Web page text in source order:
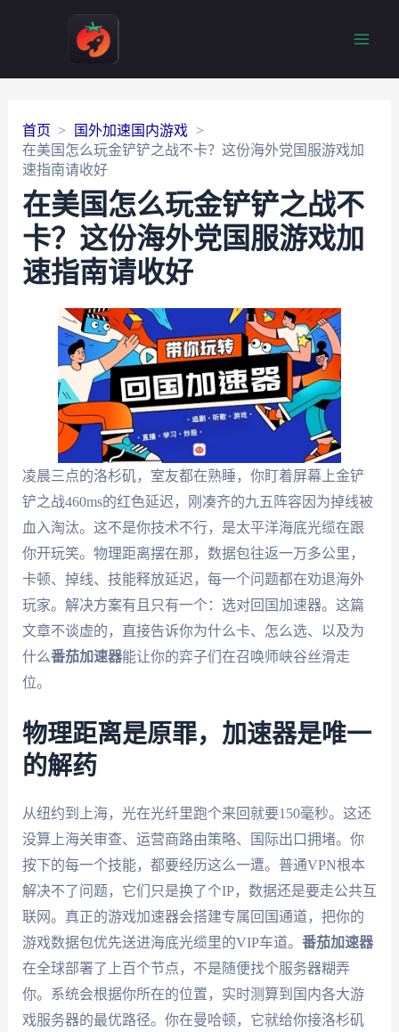
首页
国外加速国内游戏
在美国怎么玩金铲铲之战不卡？这份海外党国服游戏加
速指南请收好
在美国怎么玩金铲铲之战不
卡？这份海外党国服游戏加
速指南请收好
凌晨三点的洛杉矶，室友都在熟睡，你盯着屏幕上金铲
铲之战460ms的红色延迟，刚凑齐的九五阵容因为掉线被
血入淘汰。这不是你技术不行，是太平洋海底光缆在跟
你开玩笑。物理距离摆在那，数据包往返一万多公里，
卡顿、掉线、技能释放延迟，每一个问题都在劝退海外
玩家。解决方案有且只有一个：选对回国加速器。这篇
文章不谈虚的，直接告诉你为什么卡、怎么选、以及为
什么番茄加速器能让你的弈子们在召唤师峡谷丝滑走
位。
物理距离是原罪，加速器是唯一
的解药
从纽约到上海，光在光纤里跑个来回就要150毫秒。这还
没算上海关审查、运营商路由策略、国际出口拥堵。你
按下的每一个技能，都要经历这么一遭。普通VPN根本
解决不了问题，它们只是换了个IP，数据还是要走公共互
联网。真正的游戏加速器会搭建专属回国通道，把你的
游戏数据包优先送进海底光缆里的VIP车道。 番茄加速器
在全球部署了上百个节点，不是随便找个服务器糊弄
你。系统会根据你所在的位置，实时测算到国内各大游
戏服务器的最优路径。你在曼哈顿，它就给你接洛杉矶